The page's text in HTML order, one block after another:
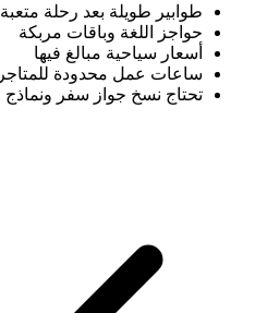
طوابير طويلة بعد رحلة متعبة
حواجز اللغة وباقات مربكة
أسعار سياحية مبالغ فيها
ساعات عمل محدودة للمتاجر
تحتاج نسخ جواز سفر ونماذج